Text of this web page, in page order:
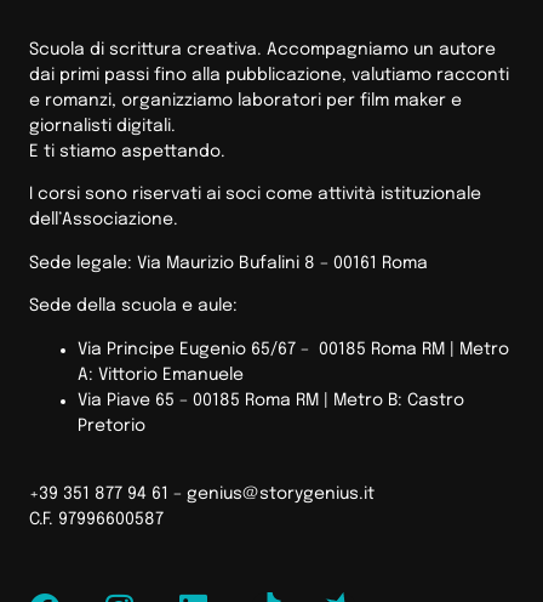
Scuola di scrittura creativa. Accompagniamo un autore
dai primi passi fino alla pubblicazione, valutiamo racconti
e romanzi, organizziamo laboratori per film maker e
giornalisti digitali.
E ti stiamo aspettando.
I corsi sono riservati ai soci come attività istituzionale
dell’Associazione.
Sede legale: Via Maurizio Bufalini 8 – 00161 Roma
Sede della scuola e aule:
Via Principe Eugenio 65/67 – 00185 Roma RM |
Metro
A: Vittorio Emanuele
Via Piave 65 – 00185 Roma RM | Metro B: Castro
Pretorio
+39 351 877 94 61 – genius@storygenius.it
C.F. 97996600587